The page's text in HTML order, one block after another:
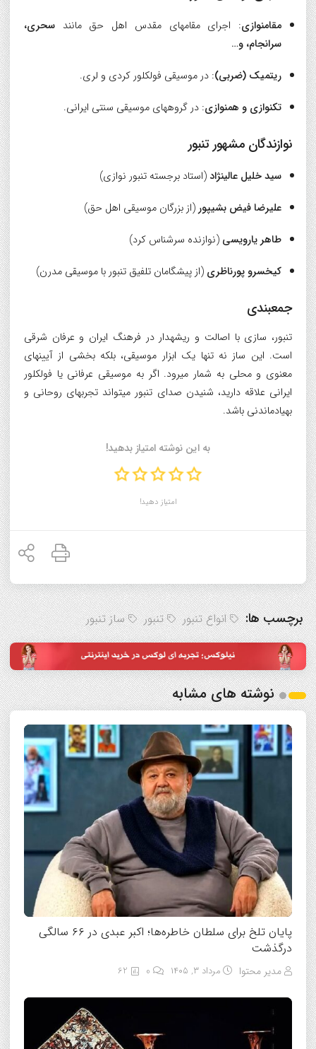
مقامنوازی: اجرای مقامهای مقدس اهل حق مانند سحری،
سرانجام، و…
ریتمیک (ضربی): در موسیقی فولکلور کردی و لری.
تکنوازی و همنوازی: در گروههای موسیقی سنتی ایرانی.
نوازندگان مشهور تنبور
سید خلیل عالینژاد (استاد برجسته تنبور نوازی)
علیرضا فیض بشیپور(از بزرگان موسیقی اهل حق)
طاهر یارویسی (نوازنده سرشناس کرد)
کیخسرو پورناظری (از پیشگامان تلفیق تنبور با موسیقی مدرن)
جمعبندی
تنبور، سازی با اصالت و ریشهدار در فرهنگ ایران و عرفان شرقی
است. این ساز نه تنها یک ابزار موسیقی، بلکه بخشی از آیینهای
معنوی و محلی به شمار میرود. اگر به موسیقی عرفانی یا فولکلور
ایرانی علاقه دارید، شنیدن صدای تنبور میتواند تجربهای روحانی و
بهیادماندنی باشد.
به این نوشته امتیاز بدهید!
امتیاز دهید!
برچسب ها: انواع تنبور تنبور ساز تنبور
نوشته های مشابه
پایان تلخ برای سلطان خاطره‌ها؛ اکبر عبدی در ۶۶ سالگی
درگذشت
مدیر محتوا مرداد ۳, ۱۴۰۵ 62